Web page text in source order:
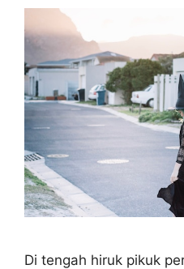
Di tengah hiruk pikuk